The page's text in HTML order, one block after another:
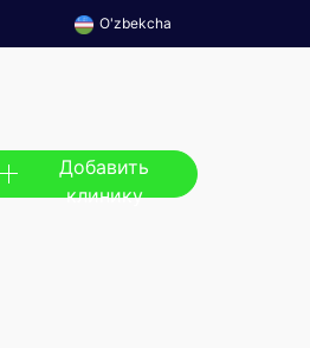
O'zbekcha
Добавить
клинику